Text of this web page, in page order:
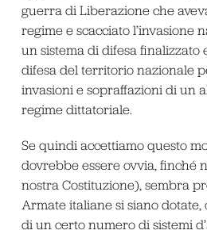
guerra di Liberazione che
regime e scacciato l’invasione
un sistema di difesa finalizzato
difesa del territorio nazionale
invasioni e sopraffazioni di un
regime dittatoriale.
Se quindi accettiamo questo
dovrebbe essere ovvia, finché
nostra Costituzione), sembra
Armate italiane si siano dotate,
di un certo numero di sistemi